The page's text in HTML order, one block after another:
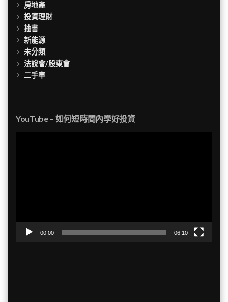
房地產
投資理財
抽書
新能源
未分類
法說會/股東會
二手車
YouTube – 如何短時間內學好投資
00:00 06:10